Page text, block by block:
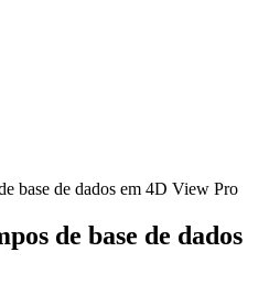
base de dados em 4D View Pro
de base de dados